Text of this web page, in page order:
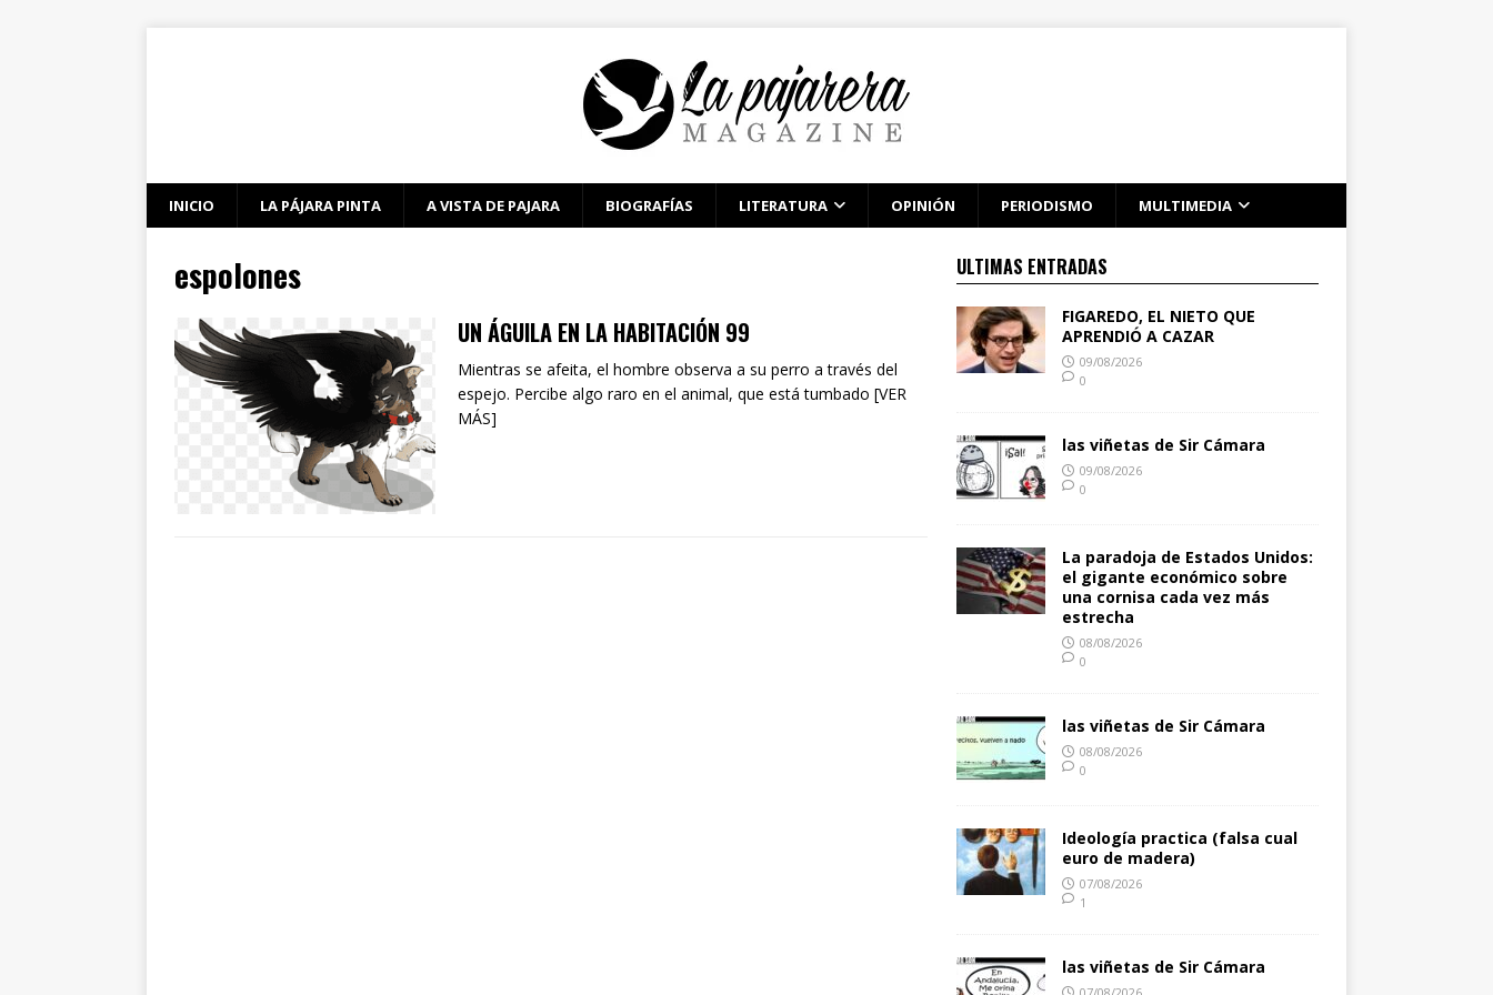
INICIO LA PÁJARA PINTA A VISTA DE PAJARA BIOGRAFÍAS LITERATURA OPINIÓN PERIODISMO MULTIMEDIA
espolones
UN ÁGUILA EN LA HABITACIÓN 99
Mientras se afeita, el hombre observa a su perro a través del
espejo. Percibe algo raro en el animal, que está tumbado [VER
MÁS]
ULTIMAS ENTRADAS
FIGAREDO, EL NIETO QUE
APRENDIÓ A CAZAR
09/08/2026
0
las viñetas de Sir Cámara
09/08/2026
0
La paradoja de Estados Unidos:
el gigante económico sobre
una cornisa cada vez más
estrecha
08/08/2026
0
las viñetas de Sir Cámara
08/08/2026
0
Ideología practica (falsa cual
euro de madera)
07/08/2026
1
las viñetas de Sir Cámara